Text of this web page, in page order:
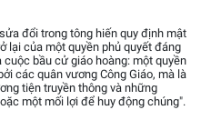
đổi trong tông hiến quy định mật
lại của một quyền phủ quyết đáng
bầu cử giáo hoàng: một quyền
các quân vương Công Giáo, mà là
tiện truyền thông và những
một mối lợi để huy động chúng".